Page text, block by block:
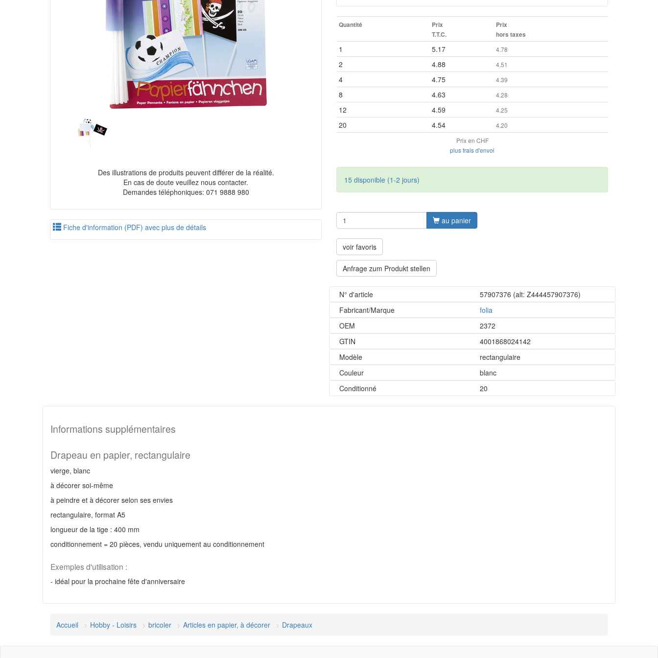
Des illustrations de produits peuvent différer de la réalité.
En cas de doute veuillez nous contacter.
Demandes téléphoniques: 071 9888 980
Fiche d'information (PDF) avec plus de détails
Quantité
Prix
T.T.C.
Prix
hors taxes
1 5.17 4.78
2 4.88 4.51
4 4.75 4.39
8 4.63 4.28
12 4.59 4.25
20 4.54
4.20
Prix en CHF
plus frais d'envoi
15 disponible (1-2 jours)
au panier
voir favoris
Anfrage zum Produkt stellen
N° d'article 57907376 (alt: Z444457907376)
Fabricant/Marque
folia
OEM
2372
GTIN
4001868024142
Modèle
rectangulaire
Couleur
blanc
Conditionné
20
Informations supplémentaires
Drapeau en papier, rectangulaire
vierge, blanc
à décorer soi-même
à peindre et à décorer selon ses envies
rectangulaire, format A5
longueur de la tige : 400 mm
conditionnement = 20 pièces, vendu uniquement au conditionnement
Exemples d'utilisation :
- idéal pour la prochaine fête d'anniversaire
Accueil Hobby - Loisirs bricoler Articles en papier, à décorer Drapeaux